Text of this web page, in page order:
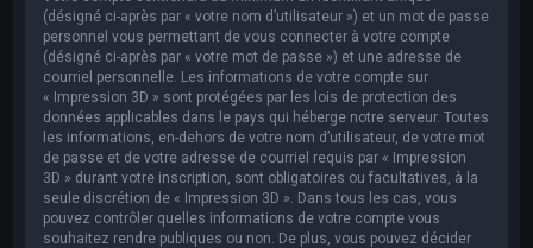
(désigné ci-après par « votre nom d’utilisateur ») et un mot de passe
personnel vous permettant de vous connecter à votre compte
(désigné ci-après par « votre mot de passe ») et une adresse de
courriel personnelle. Les informations de votre compte sur
« Impression 3D » sont protégées par les lois de protection des
données applicables dans le pays qui héberge notre serveur. Toutes
les informations, en-dehors de votre nom d’utilisateur, de votre mot
de passe et de votre adresse de courriel requis par « Impression
3D » durant votre inscription, sont obligatoires ou facultatives, à la
seule discrétion de « Impression 3D ». Dans tous les cas, vous
pouvez contrôler quelles informations de votre compte vous
souhaitez rendre publiques ou non. De plus, vous pouvez décider